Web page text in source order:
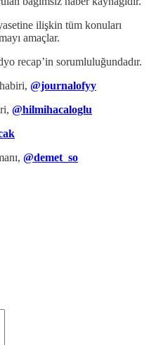
ilişkin tüm konuları
amaçlar.
recap’in sorumluluğundadır.
@journalofyy
@hilmihacaloglu
@demet_so